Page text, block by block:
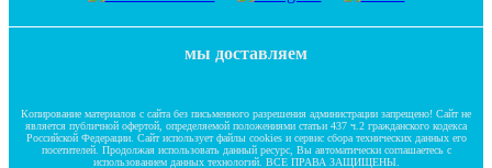
мы доставляем
Копирование материалов с сайта без письменного разрешения администрации запрещено! Сайт не
является публичной офертой, определяемой положениями статьи 437 ч.2 гражданского кодекса
Российской Федерации. Сайт использует файлы cookies и сервис сбора технических данных его
посетителей. Продолжая использовать данный ресурс, Вы автоматически соглашаетесь с
использованием данных технологий. ВСЕ ПРАВА ЗАЩИЩЕНЫ.